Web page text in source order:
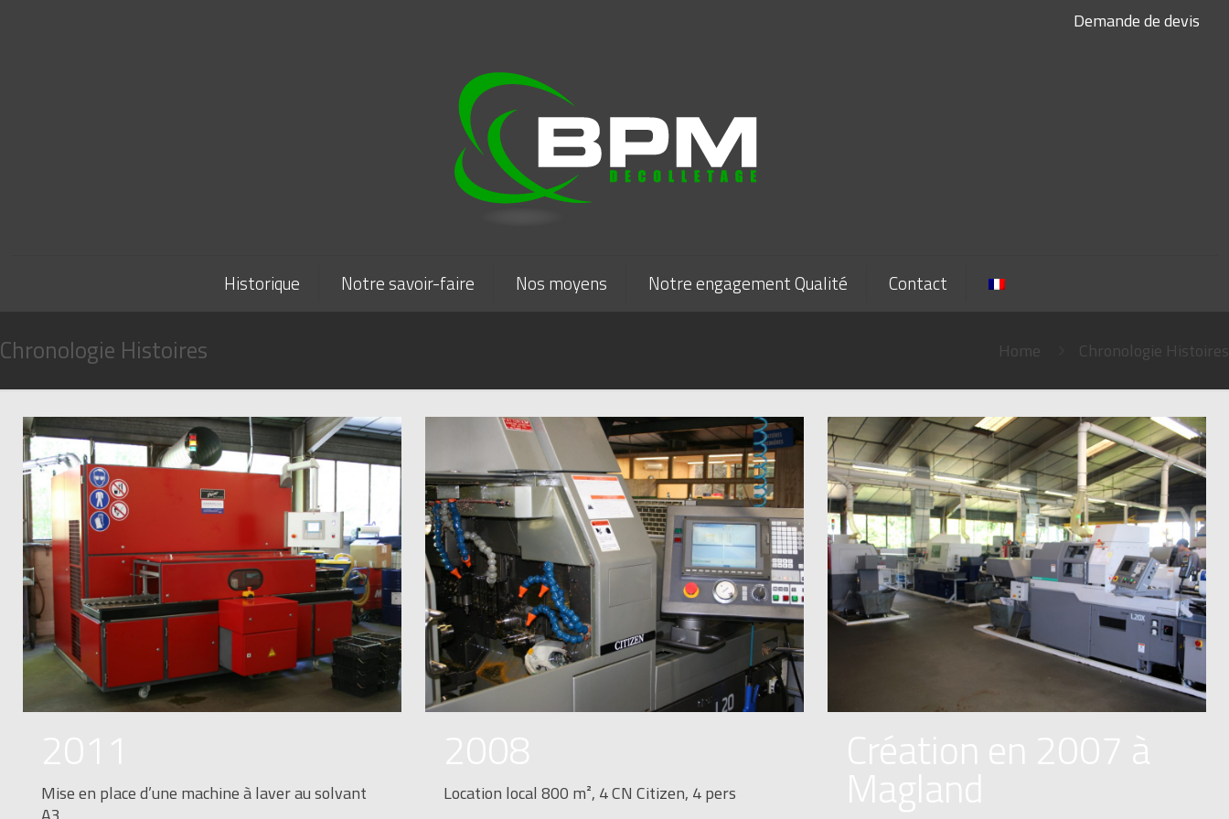
Demande de devis
Historique Notre savoir-faire Nos moyens Notre engagement Qualité Contact
Chronologie Histoires Home Chronologie Histoires
Mise en place d’une machine à laver au solvant
Location local 800 m², 4 CN Citizen, 4 pers